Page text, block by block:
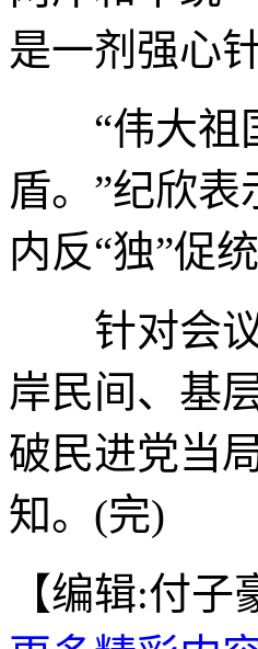
是一剂强心针
“伟大祖国
盾。”纪欣
内反“独”促
针对会议
岸民间、基
破民进党当
知。(完)
【编辑:付子